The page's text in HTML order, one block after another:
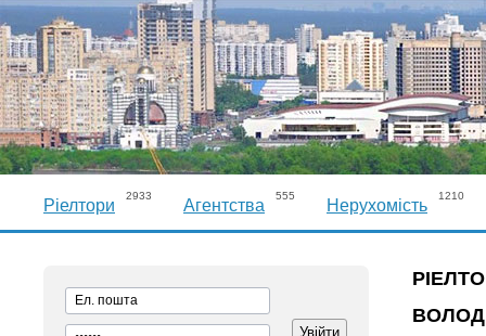
Ріелтори
2933
Агентства
555
Нерухомість
1210